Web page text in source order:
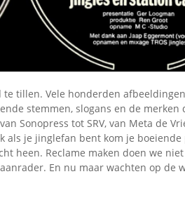
te tillen. Vele honderden
stemmen, slogans en de merken
Sonopress tot SRV, van Meta de
als je jinglefan bent kom je boeiende
heen. Reclame maken doen we niet
En nu maar wachten op de